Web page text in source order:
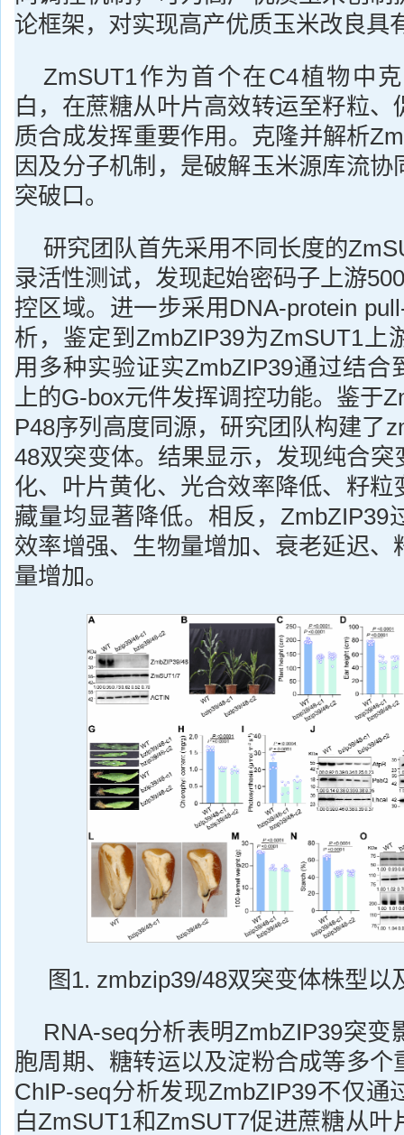
论框架，对实现高产优质玉米改良具
ZmSUT1作为首个在C4植物中
白，在蔗糖从叶片高效转运至籽粒、
质合成发挥重要作用。克隆并解析
因及分子机制，是破解玉米源库流协
突破口。
研究团队首先采用不同长度的
录活性测试，发现起始密码子上游
控区域。进一步采用DNA-protein
析，鉴定到ZmbZIP39为ZmSUT1上
用多种实验证实ZmbZIP39通过结合
上的G-box元件发挥调控功能。鉴于
P48序列高度同源，研究团队构建了
48双突变体。结果显示，发现纯合突
化、叶片黄化、光合效率降低、籽粒
藏量均显著降低。相反，ZmbZIP39
效率增强、生物量增加、衰老延迟、
量增加。
图1. zmbzip39/48双突变体株型以
RNA-seq分析表明ZmbZIP39突变
胞周期、糖转运以及淀粉合成等多个
ChIP-seq分析发现ZmbZIP39不仅通
白ZmSUT1和ZmSUT7促进蔗糖从叶